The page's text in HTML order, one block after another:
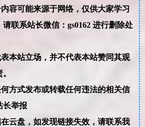
容可能来源于网络，仅供大家学习
站长微信：gs0162 进行删除处
本站立场，并不代表本站赞同其观
方式发布或转载任何违法的相关信
长举报
云盘，如发现链接失效，请联系我